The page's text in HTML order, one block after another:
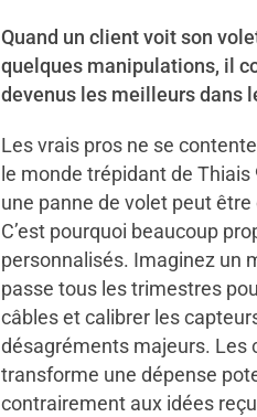
Quand un client voit son
quelques manipulations, il
devenus les meilleurs dans
Les vrais pros ne se
le monde trépidant de
une panne de volet peut
C’est pourquoi beaucoup
personnalisés. Imaginez un
passe tous les trimestres
câbles et calibrer les
désagréments majeurs. Les
transforme une dépense
contrairement aux idées